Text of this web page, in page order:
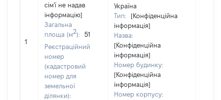
1
сім'ї не надав
інформацію]
Загальна
площа (м2):
51
Реєстраційний
номер
(кадастровий
номер для
земельної
ділянки):
Україна
Тип:
[Конфіденційна
інформація]
Назва:
[Конфіденційна
інформація]
Номер будинку:
[Конфіденційна
інформація]
Номер корпусу: